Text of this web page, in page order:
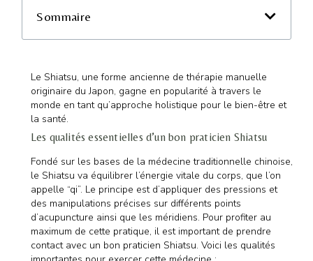
Sommaire
Le Shiatsu, une forme ancienne de thérapie manuelle
originaire du Japon, gagne en popularité à travers le
monde en tant qu’approche holistique pour le bien-être et
la santé.
Les qualités essentielles d’un bon praticien Shiatsu
Fondé sur les bases de la médecine traditionnelle chinoise,
le Shiatsu va équilibrer l’énergie vitale du corps, que l’on
appelle “qi”. Le principe est d’appliquer des pressions et
des manipulations précises sur différents points
d’acupuncture ainsi que les méridiens. Pour profiter au
maximum de cette pratique, il est important de prendre
contact avec un bon praticien Shiatsu. Voici les qualités